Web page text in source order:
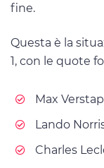
fine.
Questa è la
1, con le quote
Max
Lando
Charles